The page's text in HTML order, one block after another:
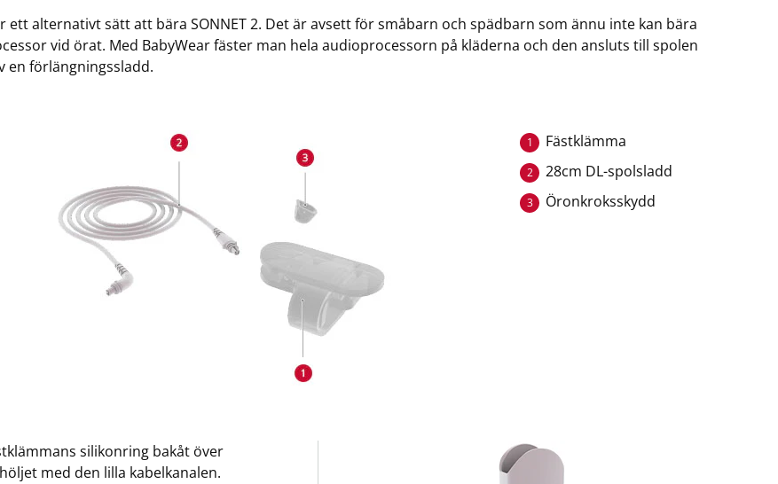
ett alternativt sätt att bära SONNET 2. Det är avsett för småbarn och spädbarn som ännu inte kan bära
vid örat. Med BabyWear fäster man hela audioprocessorn på kläderna och den ansluts till spolen
en förlängningssladd.
1 Fästklämma
2 28cm DL-spolsladd
3 Öronkroksskydd
silikonring bakåt över
med den lilla kabelkanalen.